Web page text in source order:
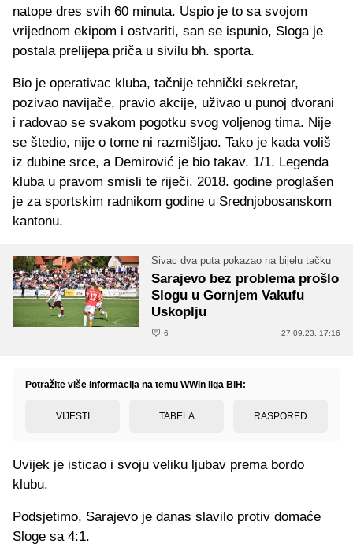
natope dres svih 60 minuta. Uspio je to sa svojom
vrijednom ekipom i ostvariti, san se ispunio, Sloga je
postala prelijepa priča u sivilu bh. sporta.
Bio je operativac kluba, tačnije tehnički sekretar,
pozivao navijače, pravio akcije, uživao u punoj dvorani
i radovao se svakom pogotku svog voljenog tima. Nije
se štedio, nije o tome ni razmišljao. Tako je kada voliš
iz dubine srce, a Demirović je bio takav. 1/1. Legenda
kluba u pravom smisli te riječi. 2018. godine proglašen
je za sportskim radnikom godine u Srednjobosanskom
kantonu.
Sivac dva puta pokazao na bijelu tačku
Sarajevo bez problema prošlo
Slogu u Gornjem Vakufu
Uskoplju
6 27.09.23. 17:16
Potražite više informacija na temu WWin liga BiH:
VIJESTI TABELA RASPORED
Uvijek je isticao i svoju veliku ljubav prema bordo
klubu.
Podsjetimo, Sarajevo je danas slavilo protiv domaće
Sloge sa 4:1.